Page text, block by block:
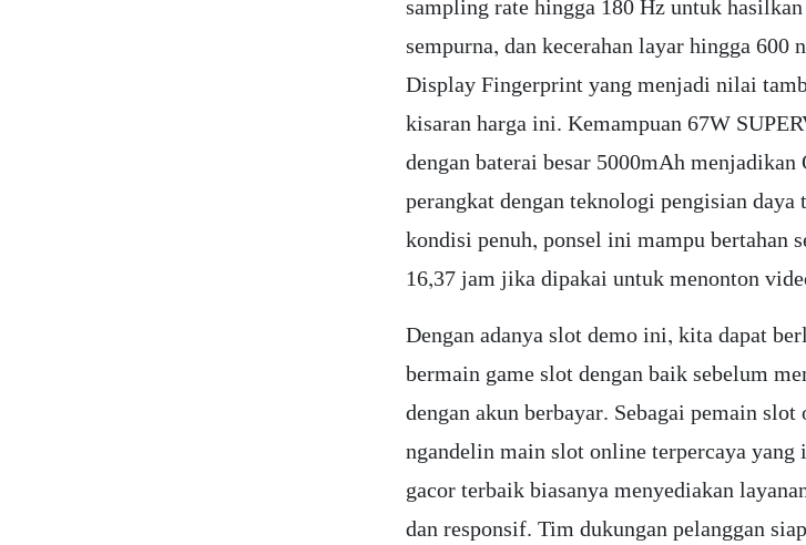
sampling rate hingga 180 Hz untuk
sempurna, dan kecerahan layar hingga
Display Fingerprint yang menjadi nilai
kisaran harga ini. Kemampuan 67W
dengan baterai besar 5000mAh menjadikan
perangkat dengan teknologi pengisian
kondisi penuh, ponsel ini mampu bertahan
16,37 jam jika dipakai untuk menonton
Dengan adanya slot demo ini, kita dapat
bermain game slot dengan baik sebelum
dengan akun berbayar. Sebagai pemain
ngandelin main slot online terpercaya
gacor terbaik biasanya menyediakan
dan responsif. Tim dukungan pelanggan